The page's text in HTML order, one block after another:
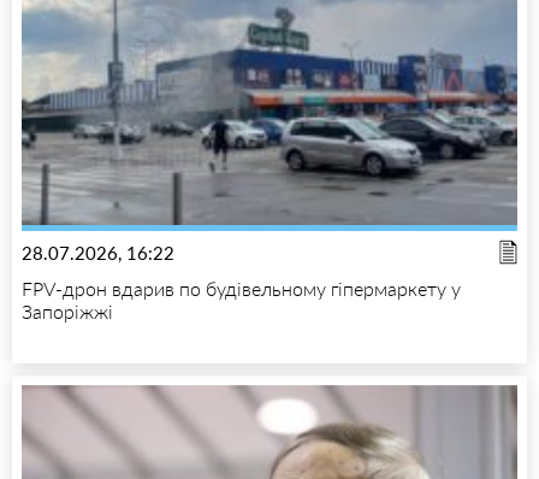
28.07.2026, 16:22
FPV-дрон вдарив по будівельному гіпермаркету у
Запоріжжі